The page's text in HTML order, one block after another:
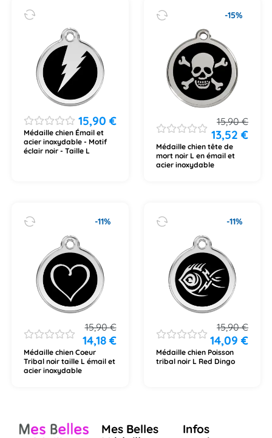
15,90 €
Médaille chien Émail et
acier inoxydable - Motif
éclair noir - Taille L
-15%
15,90€
13,52€
Médaille chien tête de
mort noir L en émail et
acier inoxydable
-11%
15,90€
14,18 €
Médaille chien Coeur
Tribal noir taille L émail et
acier inoxydable
-11%
15,90€
14,09€
Médaille chien Poisson
tribal noir L Red Dingo
Mes Belles
Infos